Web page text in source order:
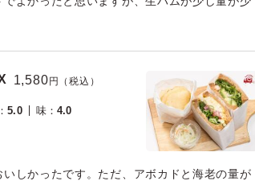
1,580 円（税込）
：5.0 味：4.0
しかったです。ただ、アボカドと海老の量が